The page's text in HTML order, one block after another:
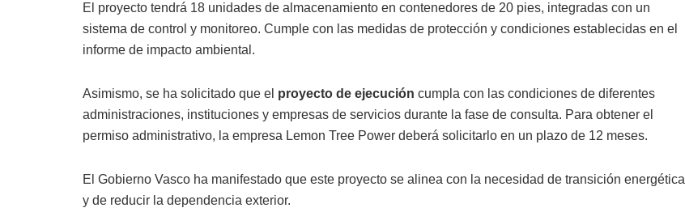
El proyecto tendrá 18 unidades de almacenamiento en contenedores de 20 pies, integradas con un
sistema de control y monitoreo. Cumple con las medidas de protección y condiciones establecidas en el
informe de impacto ambiental.
Asimismo, se ha solicitado que el proyecto de ejecución cumpla con las condiciones de diferentes
administraciones, instituciones y empresas de servicios durante la fase de consulta. Para obtener el
permiso administrativo, la empresa Lemon Tree Power deberá solicitarlo en un plazo de 12 meses.
El Gobierno Vasco ha manifestado que este proyecto se alinea con la necesidad de transición energética
y de reducir la dependencia exterior.